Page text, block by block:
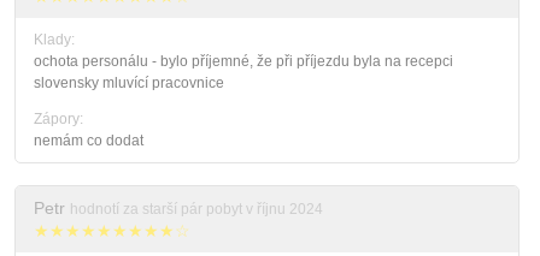
Klady:
ochota personálu - bylo příjemné, že při příjezdu byla na recepci
slovensky mluvící pracovnice
Zápory:
nemám co dodat
Petr hodnotí za starší pár pobyt v říjnu 2024
★★★★★★★★★☆